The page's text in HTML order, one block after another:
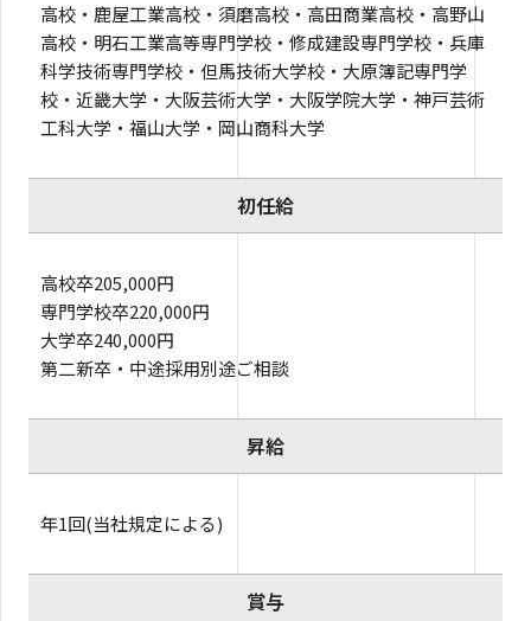
高校・鹿屋工業高校・須磨高校・高田商業高校・高野山
高校・明石工業高等専門学校・修成建設専門学校・兵庫
科学技術専門学校・但馬技術大学校・大原簿記専門学
校・近畿大学・大阪芸術大学・大阪学院大学・神戸芸術
工科大学・福山大学・岡山商科大学
初任給
高校卒205,000円
専門学校卒220,000円
大学卒240,000円
第二新卒・中途採用別途ご相談
昇給
年1回(当社規定による)
賞与